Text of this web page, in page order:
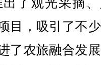
了观光采摘
目，吸引了不
了农旅融合发